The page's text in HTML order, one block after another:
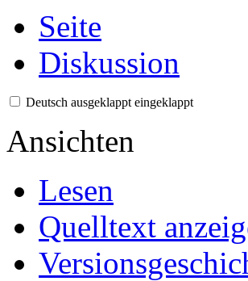
Seite
Diskussion
Deutsch ausgeklappt eingeklappt
Ansichten
Lesen
Quelltext